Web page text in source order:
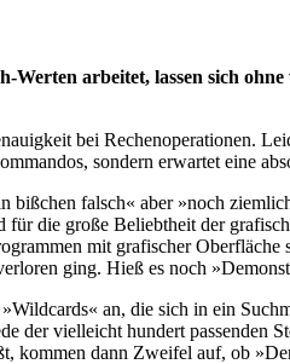
arbeitet, lassen sich
bei Rechenoperationen.
sondern erwartet eine
falsch« aber »noch
die große Beliebtheit der
mit grafischer
ging. Hieß es noch
an, die sich in ein
der vielleicht hundert
kommen dann Zweifel auf, ob